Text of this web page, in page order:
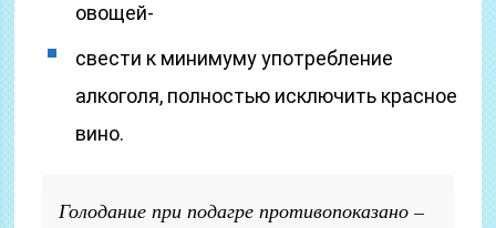
овощей-
свести к минимуму употребление
алкоголя, полностью исключить красное
вино.
Голодание при подагре противопоказано –